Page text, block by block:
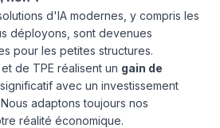
d'IA modernes, y compris les
déployons, sont devenues
pour les petites structures.
de TPE réalisent un gain de
significatif avec un investissement
adaptons toujours nos
réalité économique.